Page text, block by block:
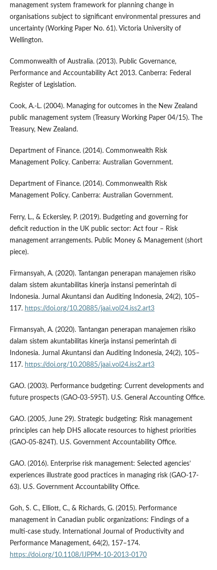
management system framework for planning change in
organisations subject to significant environmental pressures and
uncertainty (Working Paper No. 61). Victoria University of
Wellington.
Commonwealth of Australia. (2013). Public Governance,
Performance and Accountability Act 2013. Canberra: Federal
Register of Legislation.
Cook, A.-L. (2004). Managing for outcomes in the New Zealand
public management system (Treasury Working Paper 04/15). The
Treasury, New Zealand.
Department of Finance. (2014). Commonwealth Risk
Management Policy. Canberra: Australian Government.
Department of Finance. (2014). Commonwealth Risk
Management Policy. Canberra: Australian Government.
Ferry, L., & Eckersley, P. (2019). Budgeting and governing for
deficit reduction in the UK public sector: Act four – Risk
management arrangements. Public Money & Management (short
piece).
Firmansyah, A. (2020). Tantangan penerapan manajemen risiko
dalam sistem akuntabilitas kinerja instansi pemerintah di
Indonesia. Jurnal Akuntansi dan Auditing Indonesia, 24(2), 105–
117. https://doi.org/10.20885/jaai.vol24.iss2.art3
Firmansyah, A. (2020). Tantangan penerapan manajemen risiko
dalam sistem akuntabilitas kinerja instansi pemerintah di
Indonesia. Jurnal Akuntansi dan Auditing Indonesia, 24(2), 105–
117. https://doi.org/10.20885/jaai.vol24.iss2.art3
GAO. (2003). Performance budgeting: Current developments and
future prospects (GAO-03-595T). U.S. General Accounting Office.
GAO. (2005, June 29). Strategic budgeting: Risk management
principles can help DHS allocate resources to highest priorities
(GAO-05-824T). U.S. Government Accountability Office.
GAO. (2016). Enterprise risk management: Selected agencies’
experiences illustrate good practices in managing risk (GAO-17-
63). U.S. Government Accountability Office.
Goh, S. C., Elliott, C., & Richards, G. (2015). Performance
management in Canadian public organizations: Findings of a
multi-case study. International Journal of Productivity and
Performance Management, 64(2), 157–174.
https://doi.org/10.1108/IJPPM-10-2013-0170